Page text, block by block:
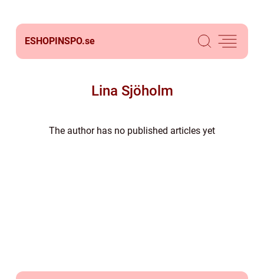
ESHOPINSPO.se
Lina Sjöholm
The author has no published articles yet